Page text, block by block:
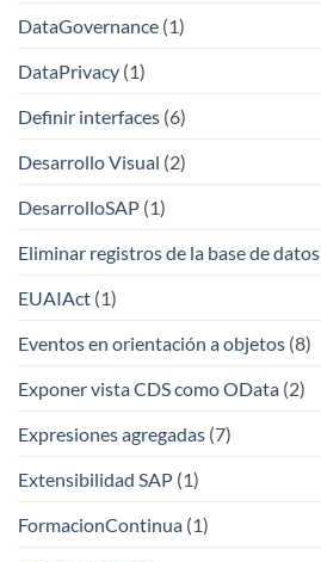
DataGovernance (1)
DataPrivacy (1)
Definir interfaces (6)
Desarrollo Visual (2)
DesarrolloSAP (1)
Eliminar registros de la base de datos
EUAIAct (1)
Eventos en orientación a objetos (8)
Exponer vista CDS como OData (2)
Expresiones agregadas (7)
Extensibilidad SAP (1)
FormacionContinua (1)